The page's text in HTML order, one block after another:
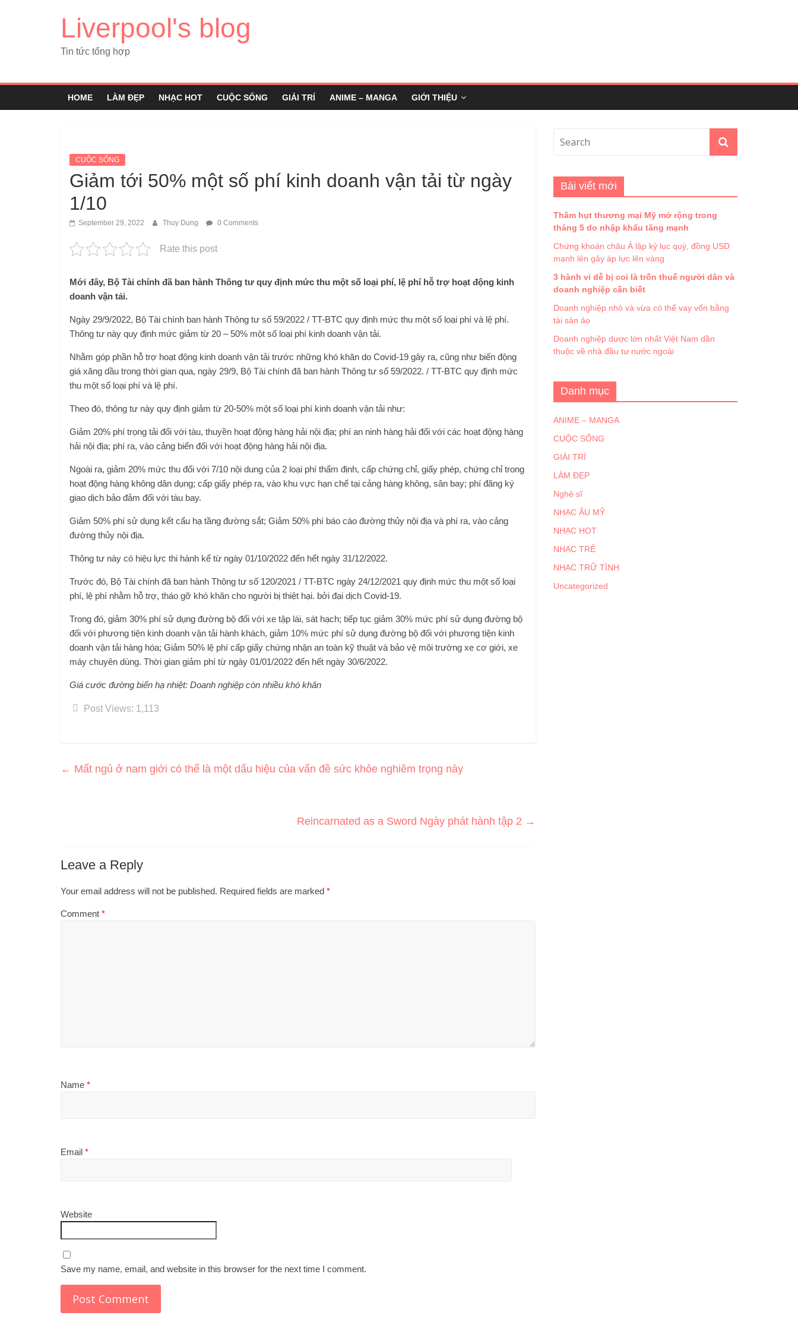
Liverpool's blog
Tin tức tổng hợp
HOME LÀM ĐẸP NHẠC HOT CUỘC SỐNG GIẢI TRÍ ANIME – MANGA GIỚI THIỆU
CUỘC SỐNG
Giảm tới 50% một số phí kinh doanh vận tải từ ngày
1/10
September 29, 2022 Thuy Dung 0 Comments
Rate this post
Mới đây, Bộ Tài chính đã ban hành Thông tư quy định mức thu một số loại phí, lệ phí hỗ trợ hoạt động kinh
doanh vận tải.
Ngày 29/9/2022, Bộ Tài chính ban hành Thông tư số 59/2022 / TT-BTC quy định mức thu một số loại phí và lệ phí.
Thông tư này quy định mức giảm từ 20 – 50% một số loại phí kinh doanh vận tải.
Nhằm góp phần hỗ trợ hoạt động kinh doanh vận tải trước những khó khăn do Covid-19 gây ra, cũng như biến động
giá xăng dầu trong thời gian qua, ngày 29/9, Bộ Tài chính đã ban hành Thông tư số 59/2022. / TT-BTC quy định mức
thu một số loại phí và lệ phí.
Theo đó, thông tư này quy định giảm từ 20-50% một số loại phí kinh doanh vận tải như:
Giảm 20% phí trọng tải đối với tàu, thuyền hoạt động hàng hải nội địa; phí an ninh hàng hải đối với các hoạt động hàng
hải nội địa; phí ra, vào cảng biển đối với hoạt động hàng hải nội địa.
Ngoài ra, giảm 20% mức thu đối với 7/10 nội dung của 2 loại phí thẩm định, cấp chứng chỉ, giấy phép, chứng chỉ trong
hoạt động hàng không dân dụng; cấp giấy phép ra, vào khu vực hạn chế tại cảng hàng không, sân bay; phí đăng ký
giao dịch bảo đảm đối với tàu bay.
Giảm 50% phí sử dụng kết cấu hạ tầng đường sắt; Giảm 50% phí báo cáo đường thủy nội địa và phí ra, vào cảng
đường thủy nội địa.
Thông tư này có hiệu lực thi hành kể từ ngày 01/10/2022 đến hết ngày 31/12/2022.
Trước đó, Bộ Tài chính đã ban hành Thông tư số 120/2021 / TT-BTC ngày 24/12/2021 quy định mức thu một số loại
phí, lệ phí nhằm hỗ trợ, tháo gỡ khó khăn cho người bị thiệt hại. bởi đại dịch Covid-19.
Trong đó, giảm 30% phí sử dụng đường bộ đối với xe tập lái, sát hạch; tiếp tục giảm 30% mức phí sử dụng đường bộ
đối với phương tiện kinh doanh vận tải hành khách, giảm 10% mức phí sử dụng đường bộ đối với phương tiện kinh
doanh vận tải hàng hóa; Giảm 50% lệ phí cấp giấy chứng nhận an toàn kỹ thuật và bảo vệ môi trường xe cơ giới, xe
máy chuyên dùng. Thời gian giảm phí từ ngày 01/01/2022 đến hết ngày 30/6/2022.
Giá cước đường biển hạ nhiệt: Doanh nghiệp còn nhiều khó khăn
Post Views: 1,113
← Mất ngủ ở nam giới có thể là một dấu hiệu của vấn đề sức khỏe nghiêm trọng này
Reincarnated as a Sword Ngày phát hành tập 2 →
Leave a Reply
Your email address will not be published. Required fields are marked *
Comment *
Name *
Email *
Website
Save my name, email, and website in this browser for the next time I comment.
Bài viết mới
Thâm hụt thương mại Mỹ mở rộng trong
tháng 5 do nhập khẩu tăng mạnh
Chứng khoán châu Á lập kỷ lục quý, đồng USD
mạnh lên gây áp lực lên vàng
3 hành vi dễ bị coi là trốn thuế người dân và
doanh nghiệp cần biết
Doanh nghiệp nhỏ và vừa có thể vay vốn bằng
tài sản ảo
Doanh nghiệp dược lớn nhất Việt Nam dần
thuộc về nhà đầu tư nước ngoài
Danh mục
ANIME – MANGA
CUỘC SỐNG
GIẢI TRÍ
LÀM ĐẸP
Nghệ sĩ
NHẠC ÂU MỸ
NHẠC HOT
NHẠC TRẺ
NHẠC TRỮ TÌNH
Uncategorized